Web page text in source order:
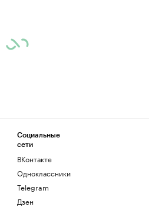
Социальные
сети
ВКонтакте
Одноклассники
Telegram
Дзен